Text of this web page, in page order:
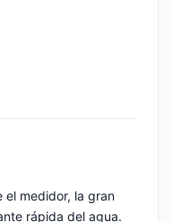
el medidor, la gran
rápida del agua.